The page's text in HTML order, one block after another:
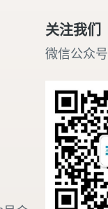
关注我们
微信公众号